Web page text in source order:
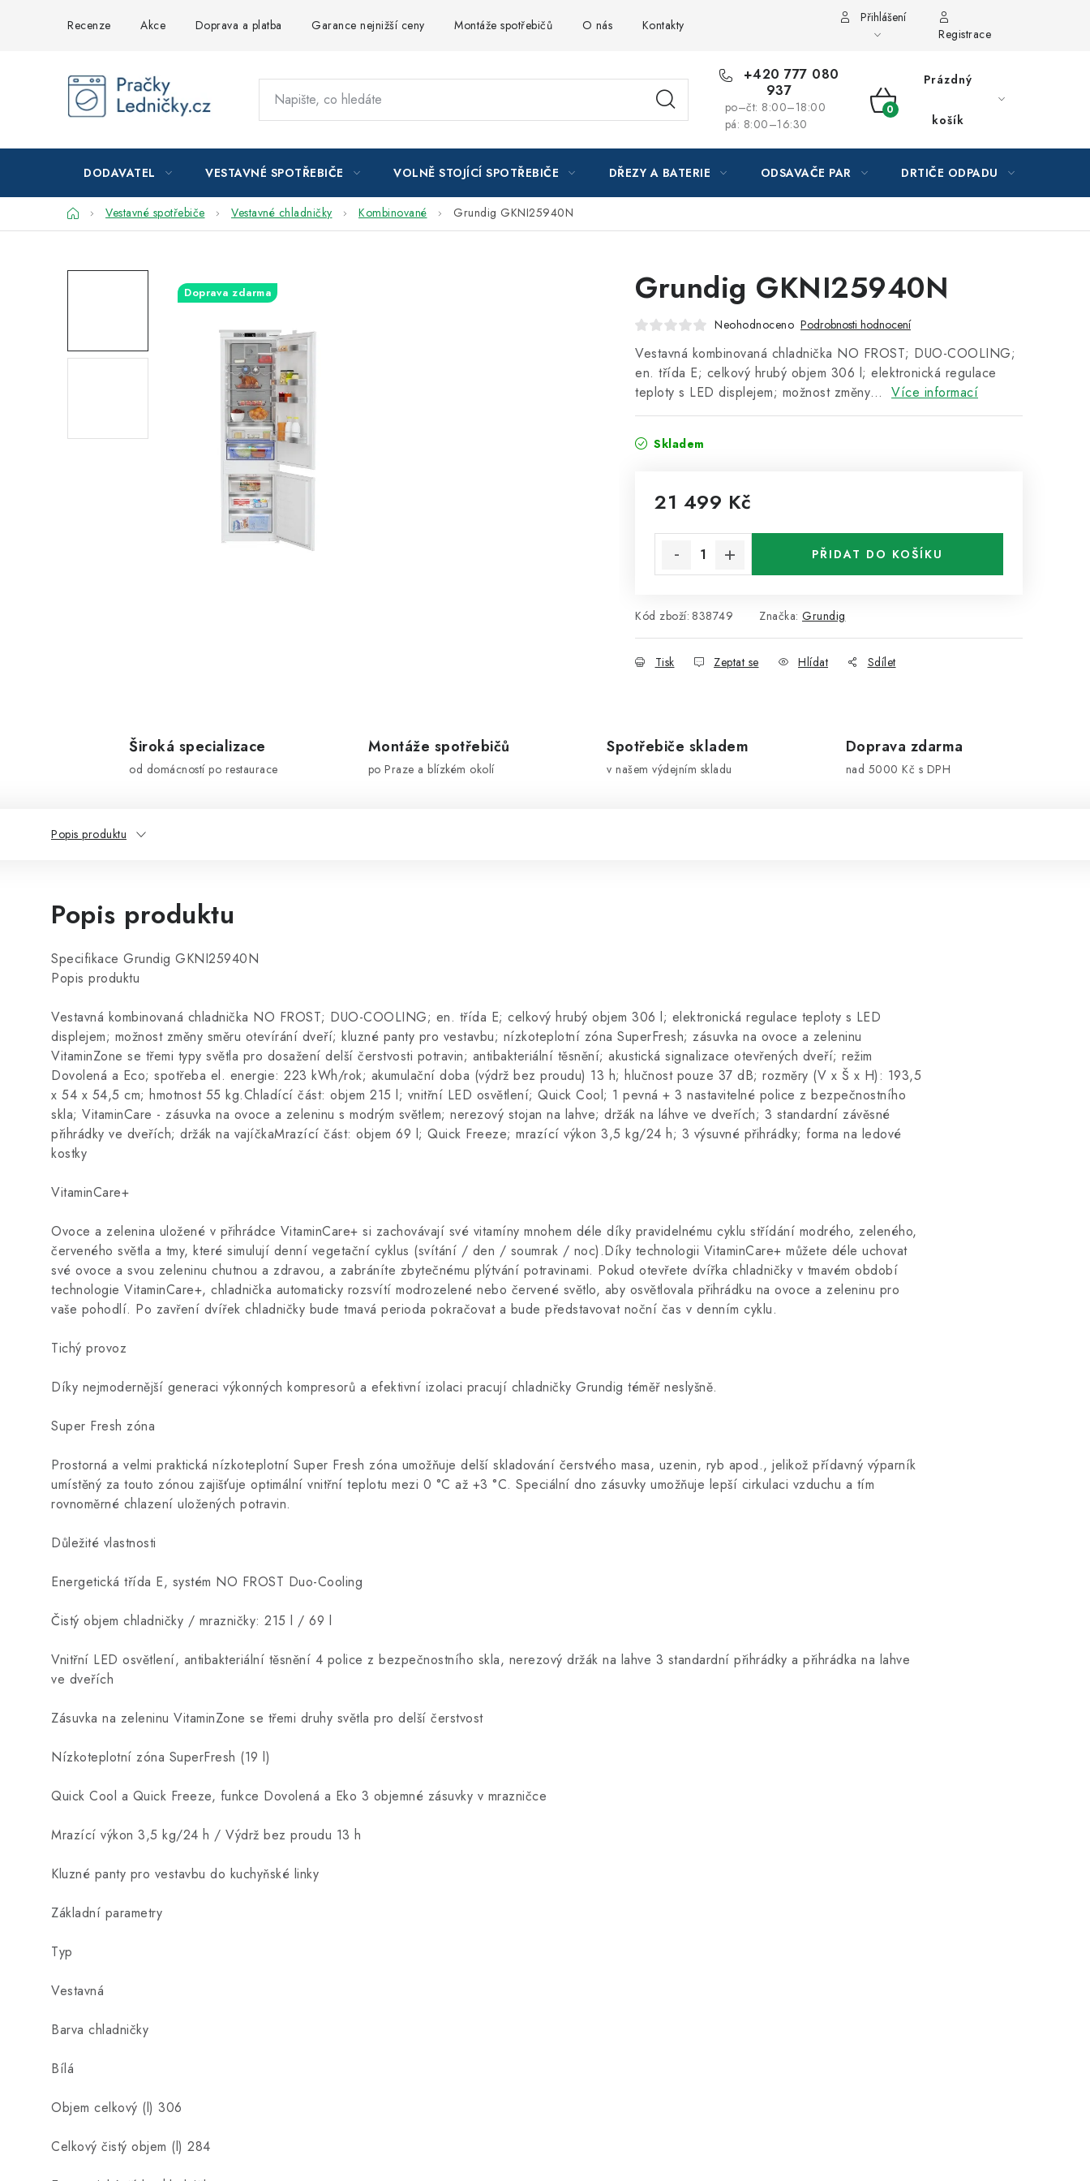
Recenze Akce Doprava a platba Garance nejnižší ceny Montáže spotřebičů O nás Kontakty
Přihlášení
Registrace
+420 777 080
937
po–čt: 8:00–18:00
pá: 8:00–16:30
NÁKUPNÍ
Prázdný
košík
DODAVATEL VESTAVNÉ SPOTŘEBIČE VOLNĚ STOJÍCÍ SPOTŘEBIČE DŘEZY A BATERIE ODSAVAČE PAR DRTIČE ODPADU
DomůVestavné spotřebiče Vestavné chladničky Kombinované Grundig GKNI25940N
Grundig GKNI25940N
Neohodnoceno Podrobnosti hodnocení
Vestavná kombinovaná chladnička NO FROST; DUO-COOLING;
en. třída E; celkový hrubý objem 306 l; elektronická regulace
teploty s LED displejem; možnost změny… Více informací
Skladem
21 499 Kč
PŘIDAT DO KOŠÍKU
Kód zboží: 838749 Značka: Grundig
Tisk Zeptat se Hlídat Sdílet
Doprava zdarma
Široká specializace
od domácností po restaurace
Montáže spotřebičů
po Praze a blízkém okolí
Spotřebiče skladem
v našem výdejním skladu
Doprava zdarma
nad 5000 Kč s DPH
Popis produktu
Popis produktu
Specifikace Grundig GKNI25940N
Popis produktu
Vestavná kombinovaná chladnička NO FROST; DUO-COOLING; en. třída E; celkový hrubý objem 306 l; elektronická regulace teploty s LED
displejem; možnost změny směru otevírání dveří; kluzné panty pro vestavbu; nízkoteplotní zóna SuperFresh; zásuvka na ovoce a zeleninu
VitaminZone se třemi typy světla pro dosažení delší čerstvosti potravin; antibakteriální těsnění; akustická signalizace otevřených dveří; režim
Dovolená a Eco; spotřeba el. energie: 223 kWh/rok; akumulační doba (výdrž bez proudu) 13 h; hlučnost pouze 37 dB; rozměry (V x Š x H): 193,5
x 54 x 54,5 cm; hmotnost 55 kg.Chladící část: objem 215 l; vnitřní LED osvětlení; Quick Cool; 1 pevná + 3 nastavitelné police z bezpečnostního
skla; VitaminCare - zásuvka na ovoce a zeleninu s modrým světlem; nerezový stojan na lahve; držák na láhve ve dveřích; 3 standardní závěsné
přihrádky ve dveřích; držák na vajíčkaMrazící část: objem 69 l; Quick Freeze; mrazící výkon 3,5 kg/24 h; 3 výsuvné přihrádky; forma na ledové
kostky
VitaminCare+
Ovoce a zelenina uložené v přihrádce VitaminCare+ si zachovávají své vitamíny mnohem déle díky pravidelnému cyklu střídání modrého, zeleného,
červeného světla a tmy, které simulují denní vegetační cyklus (svítání / den / soumrak / noc).Díky technologii VitaminCare+ můžete déle uchovat
své ovoce a svou zeleninu chutnou a zdravou, a zabráníte zbytečnému plýtvání potravinami. Pokud otevřete dvířka chladničky v tmavém období
technologie VitaminCare+, chladnička automaticky rozsvítí modrozelené nebo červené světlo, aby osvětlovala přihrádku na ovoce a zeleninu pro
vaše pohodlí. Po zavření dvířek chladničky bude tmavá perioda pokračovat a bude představovat noční čas v denním cyklu.
Tichý provoz
Díky nejmodernější generaci výkonných kompresorů a efektivní izolaci pracují chladničky Grundig téměř neslyšně.
Super Fresh zóna
Prostorná a velmi praktická nízkoteplotní Super Fresh zóna umožňuje delší skladování čerstvého masa, uzenin, ryb apod., jelikož přídavný výparník
umístěný za touto zónou zajišťuje optimální vnitřní teplotu mezi 0 °C až +3 °C. Speciální dno zásuvky umožňuje lepší cirkulaci vzduchu a tím
rovnoměrné chlazení uložených potravin.
Důležité vlastnosti
Energetická třída E, systém NO FROST Duo-Cooling
Čistý objem chladničky / mrazničky: 215 l / 69 l
Vnitřní LED osvětlení, antibakteriální těsnění 4 police z bezpečnostního skla, nerezový držák na lahve 3 standardní přihrádky a přihrádka na lahve
ve dveřích
Zásuvka na zeleninu VitaminZone se třemi druhy světla pro delší čerstvost
Nízkoteplotní zóna SuperFresh (19 l)
Quick Cool a Quick Freeze, funkce Dovolená a Eko 3 objemné zásuvky v mrazničce
Mrazící výkon 3,5 kg/24 h / Výdrž bez proudu 13 h
Kluzné panty pro vestavbu do kuchyňské linky
Základní parametry
Typ
Vestavná
Barva chladničky
Bílá
Objem celkový (l) 306
Celkový čistý objem (l) 284